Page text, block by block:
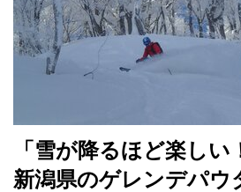
「雪が降るほど楽しい
新潟県のゲレンデパウ